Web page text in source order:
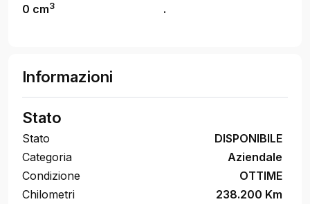
0 cm3 .
Informazioni
Stato
Stato
DISPONIBILE
Categoria
Aziendale
Condizione
OTTIME
Chilometri
238.200 Km